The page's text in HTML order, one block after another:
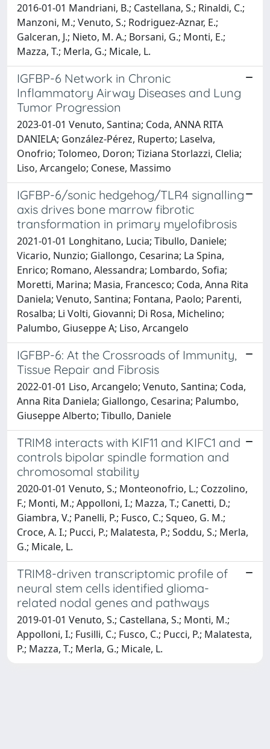
2016-01-01 Mandriani, B.; Castellana, S.; Rinaldi, C.;
Manzoni, M.; Venuto, S.; Rodriguez-Aznar, E.;
Galceran, J.; Nieto, M. A.; Borsani, G.; Monti, E.;
Mazza, T.; Merla, G.; Micale, L.
IGFBP-6 Network in Chronic
Inflammatory Airway Diseases and Lung
Tumor Progression
2023-01-01 Venuto, Santina; Coda, ANNA RITA
DANIELA; González-Pérez, Ruperto; Laselva,
Onofrio; Tolomeo, Doron; Tiziana Storlazzi, Clelia;
Liso, Arcangelo; Conese, Massimo
IGFBP-6/sonic hedgehog/TLR4 signalling
axis drives bone marrow fibrotic
transformation in primary myelofibrosis
2021-01-01 Longhitano, Lucia; Tibullo, Daniele;
Vicario, Nunzio; Giallongo, Cesarina; La Spina,
Enrico; Romano, Alessandra; Lombardo, Sofia;
Moretti, Marina; Masia, Francesco; Coda, Anna Rita
Daniela; Venuto, Santina; Fontana, Paolo; Parenti,
Rosalba; Li Volti, Giovanni; Di Rosa, Michelino;
Palumbo, Giuseppe A; Liso, Arcangelo
IGFBP-6: At the Crossroads of Immunity,
Tissue Repair and Fibrosis
2022-01-01 Liso, Arcangelo; Venuto, Santina; Coda,
Anna Rita Daniela; Giallongo, Cesarina; Palumbo,
Giuseppe Alberto; Tibullo, Daniele
TRIM8 interacts with KIF11 and KIFC1 and
controls bipolar spindle formation and
chromosomal stability
2020-01-01 Venuto, S.; Monteonofrio, L.; Cozzolino,
F.; Monti, M.; Appolloni, I.; Mazza, T.; Canetti, D.;
Giambra, V.; Panelli, P.; Fusco, C.; Squeo, G. M.;
Croce, A. I.; Pucci, P.; Malatesta, P.; Soddu, S.; Merla,
G.; Micale, L.
TRIM8-driven transcriptomic profile of
neural stem cells identified glioma-
related nodal genes and pathways
2019-01-01 Venuto, S.; Castellana, S.; Monti, M.;
Appolloni, I.; Fusilli, C.; Fusco, C.; Pucci, P.; Malatesta,
P.; Mazza, T.; Merla, G.; Micale, L.